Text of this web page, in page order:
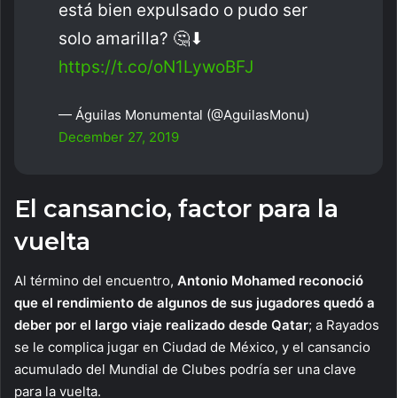
está bien expulsado o pudo ser
solo amarilla? 🤔⬇
https://t.co/oN1LywoBFJ
— Águilas Monumental (@AguilasMonu)
December 27, 2019
El cansancio, factor para la
vuelta
Al término del encuentro, Antonio Mohamed reconoció
que el rendimiento de algunos de sus jugadores quedó a
deber por el largo viaje realizado desde Qatar; a Rayados
se le complica jugar en Ciudad de México, y el cansancio
acumulado del Mundial de Clubes podría ser una clave
para la vuelta.